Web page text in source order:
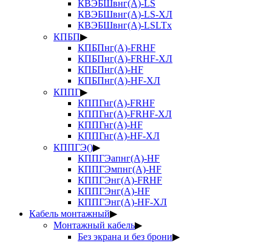
КВЭБШвнг(А)-LS
КВЭБШвнг(А)-LS-ХЛ
КВЭБШвнг(А)-LSLTx
КПБП▶
КПБПнг(А)-FRHF
КПБПнг(А)-FRHF-ХЛ
КПБПнг(А)-HF
КПБПнг(А)-HF-ХЛ
КППГ▶
КППГнг(А)-FRHF
КППГнг(А)-FRHF-ХЛ
КППГнг(А)-HF
КППГнг(А)-HF-ХЛ
КППГЭ()▶
КППГЭапнг(А)-HF
КППГЭмпнг(А)-HF
КППГЭнг(А)-FRHF
КППГЭнг(А)-HF
КППГЭнг(А)-HF-ХЛ
Кабель монтажный▶
Монтажный кабель▶
Без экрана и без брони▶